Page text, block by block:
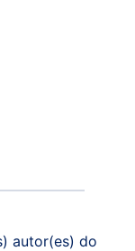
autor(es) do